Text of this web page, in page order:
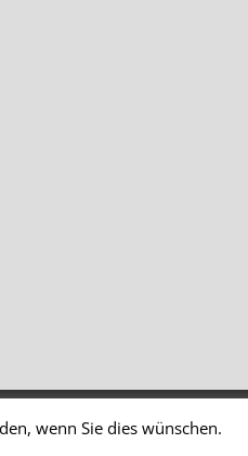
wenn Sie dies wünschen.